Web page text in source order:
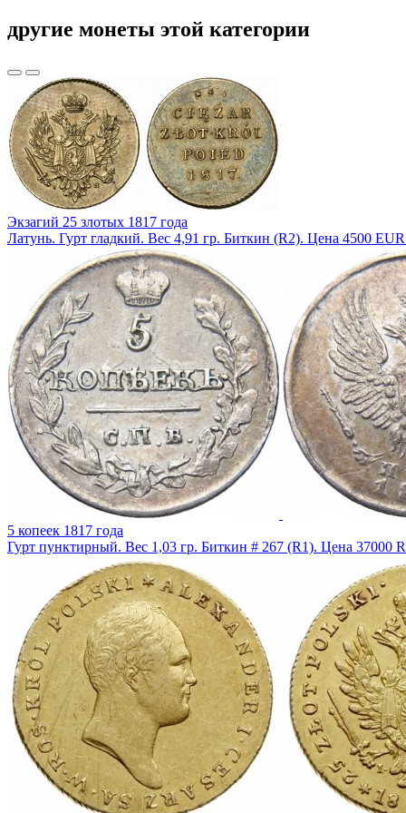
другие монеты этой категории
Экзагий 25 злотых 1817 года
Латунь. Гурт гладкий. Вес 4,91 гр. Биткин (R2). Цена 4500
5 копеек 1817 года
Гурт пунктирный. Вес 1,03 гр. Биткин # 267 (R1). Цена 37000